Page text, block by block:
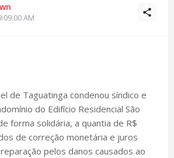
AM
de Taguatinga condenou síndico e
do Edifício Residencial São
forma solidária, a quantia de R$
de correção monetária e juros
pelos danos causados ao